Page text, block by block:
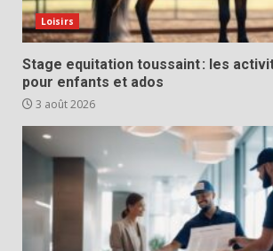
Loisirs
Stage equitation toussaint : les
pour enfants et ados
3 août 2026